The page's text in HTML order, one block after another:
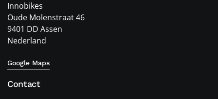
Innobikes
Oude Molenstraat 46
9401 DD Assen
Nederland
Google Maps
Contact